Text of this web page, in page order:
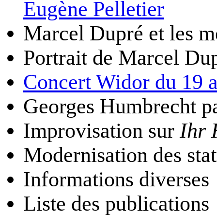
Eugène Pelletier
Marcel Dupré et les
Portrait de Marcel
Concert Widor du 19
Georges Humbrecht
Improvisation sur Ihr
Modernisation des
Informations diverses
Liste des publications